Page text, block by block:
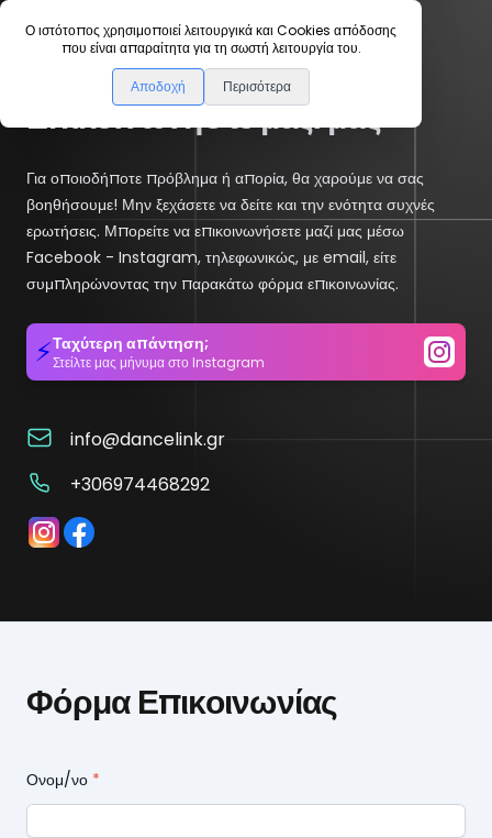
Ο ιστότοπος χρησιμοποιεί λειτουργικά και Cookies απόδοσης
που είναι απαραίτητα για τη σωστή λειτουργία του.
Αποδοχή Περισότερα
Αρχική
Επικοινωνήστε μαζί μας
Για οποιοδήποτε πρόβλημα ή απορία, θα χαρούμε να σας
βοηθήσουμε! Μην ξεχάσετε να δείτε και την ενότητα συχνές
ερωτήσεις. Μπορείτε να επικοινωνήσετε μαζί μας μέσω
Facebook - Instagram, τηλεφωνικώς, με email, είτε
συμπληρώνοντας την παρακάτω φόρμα επικοινωνίας.
⚡Ταχύτερη απάντηση;
Στείλτε μας μήνυμα στο Instagram
Emailinfo@dancelink.gr
Phone+306974468292
Social
Φόρμα Επικοινωνίας
Ονομ/νο *